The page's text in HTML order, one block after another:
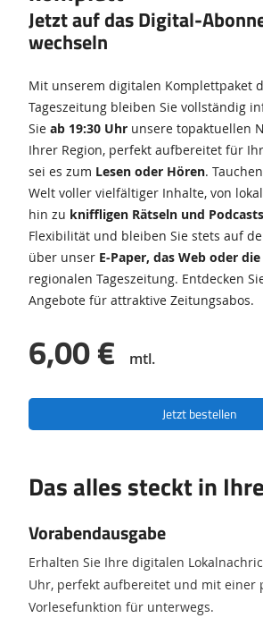
Jetzt auf das Digital-
wechseln
Mit unserem digitalen Komplettpaket
Tageszeitung bleiben Sie vollständig
Sie ab 19:30 Uhr unsere topaktuellen
Ihrer Region, perfekt aufbereitet für
sei es zum Lesen oder Hören.
Welt voller vielfältiger Inhalte, von
hin zu kniffligen Rätseln und Podcasts
Flexibilität und bleiben Sie stets auf
über unser E-Paper, das Web oder
regionalen Tageszeitung. Entdecken
Angebote für attraktive Zeitungsabos.
6,00 € mtl.
Jetzt bestellen
Das alles steckt in
Vorabendausgabe
Erhalten Sie Ihre digitalen
Uhr, perfekt aufbereitet und mit einer
Vorlesefunktion für unterwegs.